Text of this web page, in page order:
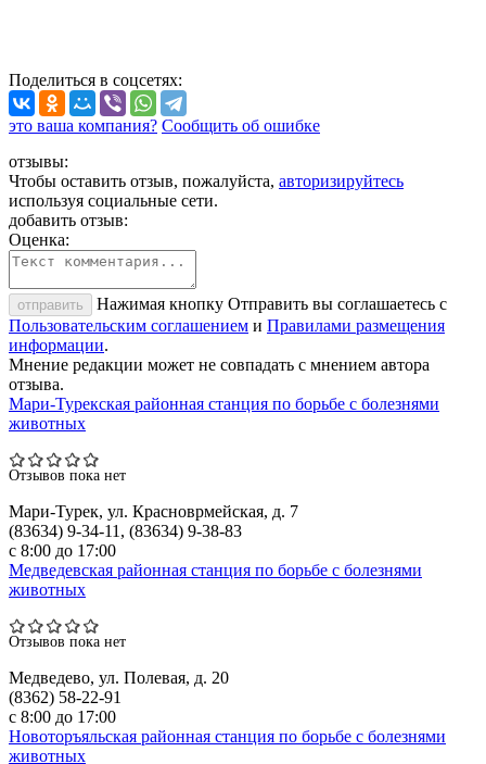
Поделиться в соцсетях:
это ваша компания? Сообщить об ошибке
отзывы:
Чтобы оставить отзыв, пожалуйста, авторизируйтесь
используя социальные сети.
добавить отзыв:
Оценка:
отправить
Нажимая кнопку Отправить вы соглашаетесь с
Пользовательским соглашением и Правилами размещения
информации.
Мнение редакции может не совпадать с мнением автора
отзыва.
Мари-Турекская районная станция по борьбе с болезнями
животных
Отзывов пока нет
Мари-Турек, ул. Красноврмейская, д. 7
(83634) 9-34-11, (83634) 9-38-83
с 8:00 до 17:00
Медведевская районная станция по борьбе с болезнями
животных
Отзывов пока нет
Медведево, ул. Полевая, д. 20
(8362) 58-22-91
с 8:00 до 17:00
Новоторъяльская районная станция по борьбе с болезнями
животных